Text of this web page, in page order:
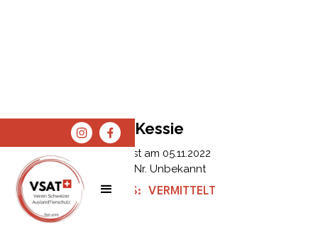
SPENDEN
SHOP
Kessie
Erfasst am 05.11.2022
Tier Nr. Unbekannt
STATUS: VERMITTELT